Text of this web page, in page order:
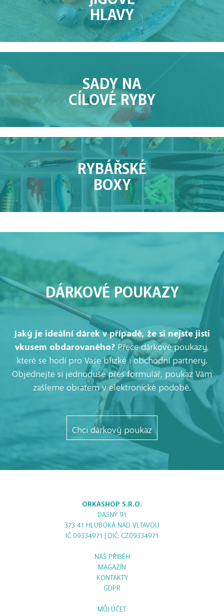
HLAVY
SADY NA
CÍLOVÉ RYBY
RYBÁŘSKÉ
BOXY
DÁRKOVÉ POUKAZY
Jaký je ideální dárek v případě, že si nejste jisti
vkusem obdarovaného? Přece dárkové poukazy,
které se hodí pro Vaše blízké i obchodní partnery.
Objednejte si jednoduše přes formulář, poukaz Vám
zašleme obratem v elektronické podobě.
Chci dárkový poukaz
ORKASHOP S.R.O.
DASNÝ 91
373 41 HLUBOKÁ NAD VLTAVOU
IČ 09334971 | DIČ: CZ09334971
NÁŠ PŘÍBĚH
MAGAZÍN
KONTAKTY
GDPR
MŮJ ÚČET